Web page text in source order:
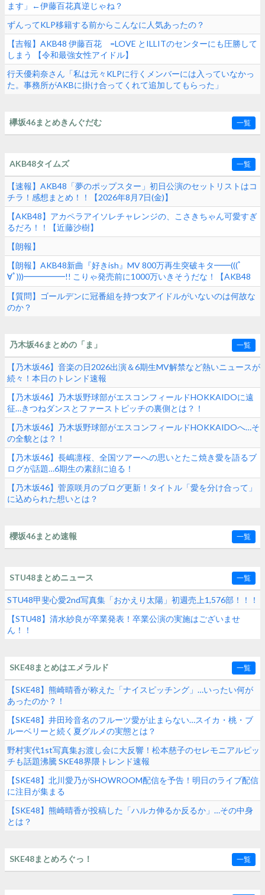
ます」←伊藤百花真逆じゃね？
ずんってKLP移籍する前からこんなに人気あったの？
【吉報】AKB48 伊藤百花 =LOVE とILLITのセンターにも圧勝して
しまう 【令和最強女性アイドル】
行天優莉奈さん「私は元々KLPに行くメンバーには入っていなかっ
た。事務所がAKBに掛け合ってくれて追加してもらった」
欅坂46まとめきんぐだむ 一覧
AKB48タイムズ 一覧
【速報】AKB48「夢のポップスター」初日公演のセットリストはコ
チラ！感想まとめ！！【2026年8月7日(金)】
【AKB48】アカペラアイソレチャレンジの、こさきちゃん可愛すぎ
るだろ！！【近藤沙樹】
【朗報】
【朗報】AKB48新曲『好きish』MV 800万再生突破キタ━━(((ﾟ
∀ﾟ)))━━━━━!! こりゃ発売前に1000万いきそうだな！【AKB48
68thシングル】
【質問】ゴールデンに冠番組を持つ女アイドルがいないのは何故な
のか？
乃木坂46まとめの「ま」 一覧
【乃木坂46】音楽の日2026出演＆6期生MV解禁など熱いニュースが
続々！本日のトレンド速報
【乃木坂46】乃木坂野球部がエスコンフィールドHOKKAIDOに遠
征…きつねダンスとファーストピッチの裏側とは？！
【乃木坂46】乃木坂野球部がエスコンフィールドHOKKAIDOへ…そ
の全貌とは？！
【乃木坂46】長嶋凛桜、全国ツアーへの思いとたこ焼き愛を語るブ
ログが話題…6期生の素顔に迫る！
【乃木坂46】菅原咲月のブログ更新！タイトル「愛を分け合って」
に込められた想いとは？
櫻坂46まとめ速報 一覧
STU48まとめニュース 一覧
STU48甲斐心愛2nd写真集「おかえり太陽」初週売上1,576部！！！
【STU48】清水紗良が卒業発表！卒業公演の実施はございませ
ん！！
SKE48まとめはエメラルド 一覧
【SKE48】熊崎晴香が称えた「ナイスピッチング」…いったい何が
あったのか？！
【SKE48】井田玲音名のフルーツ愛が止まらない…スイカ・桃・ブ
ルーベリーと続く夏グルメの実態とは？
野村実代1st写真集お渡し会に大反響！松本慈子のセレモニアルピッ
チも話題沸騰 SKE48界隈トレンド速報
【SKE48】北川愛乃がSHOWROOM配信を予告！明日のライブ配信
に注目が集まる
【SKE48】熊崎晴香が投稿した「ハルカ伸るか反るか」…その中身
とは？
SKE48まとめろぐっ！ 一覧